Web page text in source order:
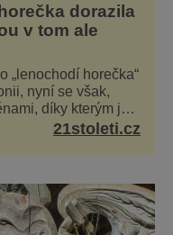
dorazila
v tom ale
„lenochodí horečka“
nyní se však,
díky kterým je
případy se
21stoleti.cz